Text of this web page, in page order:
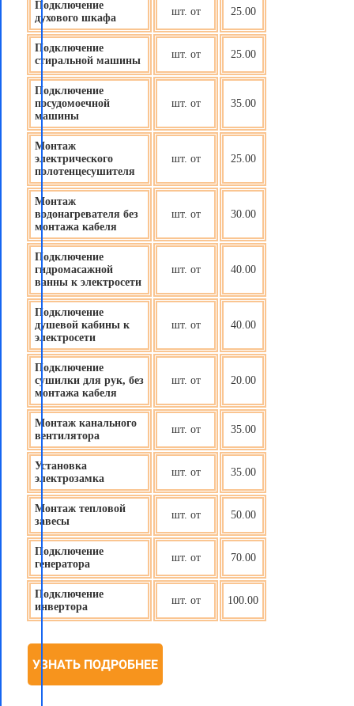
Подключение
духового шкафа
шт. от 25.00
Подключение
стиральной машины
шт. от 25.00
Подключение
посудомоечной
машины
шт. от 35.00
Монтаж
электрического
полотенцесушителя
шт. от 25.00
Монтаж
водонагревателя без
монтажа кабеля
шт. от 30.00
Подключение
гидромасажной
ванны к электросети
шт. от 40.00
Подключение
душевой кабины к
электросети
шт. от 40.00
Подключение
сушилки для рук, без
монтажа кабеля
шт. от 20.00
Монтаж канального
вентилятора
шт. от 35.00
Установка
электрозамка
шт. от 35.00
Монтаж тепловой
завесы
шт. от 50.00
Подключение
генератора
шт. от 70.00
Подключение
инвертора
шт. от 100.00
УЗНАТЬ ПОДРОБНЕЕ